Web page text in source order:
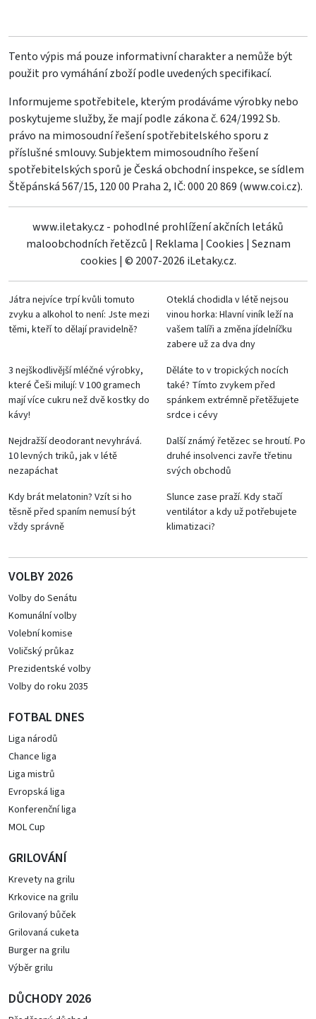
Tento výpis má pouze informativní charakter a nemůže být
použit pro vymáhání zboží podle uvedených specifikací.
Informujeme spotřebitele, kterým prodáváme výrobky nebo
poskytujeme služby, že mají podle zákona č. 624/1992 Sb.
právo na mimosoudní řešení spotřebitelského sporu z
příslušné smlouvy. Subjektem mimosoudního řešení
spotřebitelských sporů je Česká obchodní inspekce, se sídlem
Štěpánská 567/15, 120 00 Praha 2, IČ: 000 20 869 (www.coi.cz).
www.iletaky.cz - pohodlné prohlížení akčních letáků
maloobchodních řetězců | Reklama | Cookies | Seznam
cookies | © 2007-2026 iLetaky.cz.
Játra nejvíce trpí kvůli tomuto
zvyku a alkohol to není: Jste mezi
těmi, kteří to dělají pravidelně?
Oteklá chodidla v létě nejsou
vinou horka: Hlavní viník leží na
vašem talíři a změna jídelníčku
zabere už za dva dny
3 nejškodlivější mléčné výrobky,
které Češi milují: V 100 gramech
mají více cukru než dvě kostky do
kávy!
Děláte to v tropických nocích
také? Tímto zvykem před
spánkem extrémně přetěžujete
srdce i cévy
Nejdražší deodorant nevyhrává.
10 levných triků, jak v létě
nezapáchat
Další známý řetězec se hroutí. Po
druhé insolvenci zavře třetinu
svých obchodů
Kdy brát melatonin? Vzít si ho
těsně před spaním nemusí být
vždy správně
Slunce zase praží. Kdy stačí
ventilátor a kdy už potřebujete
klimatizaci?
VOLBY 2026
Volby do Senátu
Komunální volby
Volební komise
Voličský průkaz
Prezidentské volby
Volby do roku 2035
FOTBAL DNES
Liga národů
Chance liga
Liga mistrů
Evropská liga
Konferenční liga
MOL Cup
GRILOVÁNÍ
Krevety na grilu
Krkovice na grilu
Grilovaný bůček
Grilovaná cuketa
Burger na grilu
Výběr grilu
DŮCHODY 2026